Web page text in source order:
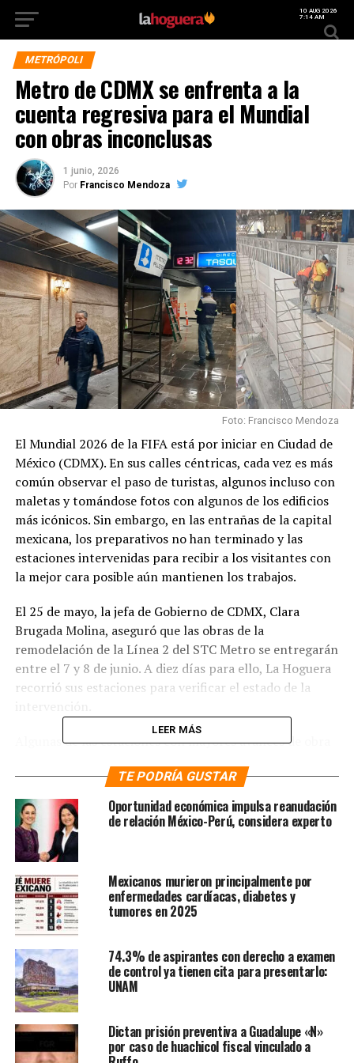
10 AUG 2026
7:14 AM
METRÓPOLI
Metro de CDMX se enfrenta a la
cuenta regresiva para el Mundial
con obras inconclusas
1 junio, 2026
Por Francisco Mendoza
Foto: Francisco Mendoza
El Mundial 2026 de la FIFA está por iniciar en Ciudad de
México (CDMX). En sus calles céntricas, cada vez es más
común observar el paso de turistas, algunos incluso con
maletas y tomándose fotos con algunos de los edificios
más icónicos. Sin embargo, en las entrañas de la capital
mexicana, los preparativos no han terminado y las
estaciones intervenidas para recibir a los visitantes con
la mejor cara posible aún mantienen los trabajos.
El 25 de mayo, la jefa de Gobierno de CDMX, Clara
Brugada Molina, aseguró que las obras de la
remodelación de la Línea 2 del STC Metro se entregarán
entre el 7 y 8 de junio. A diez días para ello, La Hoguera
recorrió sus estaciones para verificar el estado de la
Algunas de las estaciones con mayores avances de obra
parecen sólo estar esperando la instalación de algunos
pasamanos en las escaleras para ascender a la salida.
Incluso, en esta última se observa ya instalada la
infraestructura para tener un “jardín colgante” como en
Juanacatlán.
En contraste, las entradas sobre Calzada de Tlalpan
continúan siendo rehabilitadas por trabajadores. En
Xola, el puente que conecta hacia el sentido “Sur” de la
vialidad capitalina se veía con un vidrio faltante; sin
embargo, la colocación de estos se encontraba
prácticamente al 50% en el puente de Ermita que
conecta el andén con una de las entradas, misma en la
cual se trabajan algunos detalles del nuevo
recubrimiento.
LEER MÁS
TE PODRÍA GUSTAR
Oportunidad económica impulsa reanudación
de relación México-Perú, considera experto
Mexicanos murieron principalmente por
enfermedades cardíacas, diabetes y
tumores en 2025
74.3% de aspirantes con derecho a examen
de control ya tienen cita para presentarlo:
UNAM
Dictan prisión preventiva a Guadalupe «N»
por caso de huachicol fiscal vinculado a